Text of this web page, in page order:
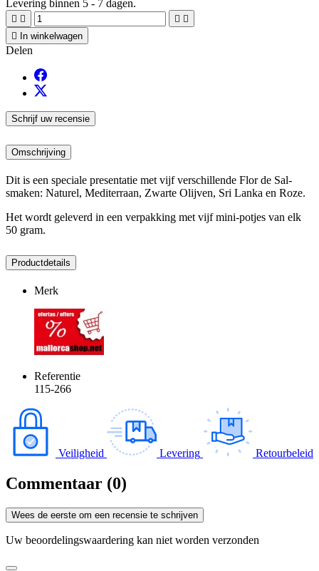
Levering binnen 5 - 7 dagen.
   

In winkelwagen
Delen
Schrijf uw recensie
Omschrijving
Dit is een speciale presentatie met vijf verschillende Flor de Sal-
smaken: Naturel, Mediterraan, Zwarte Olijven, Sri Lanka en Roze.
Het wordt geleverd in een verpakking met vijf mini-potjes van elk
50 gram.
Productdetails
Merk
Referentie
115-266
Veiligheid Levering Retourbeleid
Commentaar (0)
Wees de eerste om een recensie te schrijven
Uw beoordelingswaardering kan niet worden verzonden